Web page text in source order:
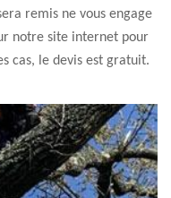
remis ne vous engage
notre site internet pour
cas, le devis est gratuit.